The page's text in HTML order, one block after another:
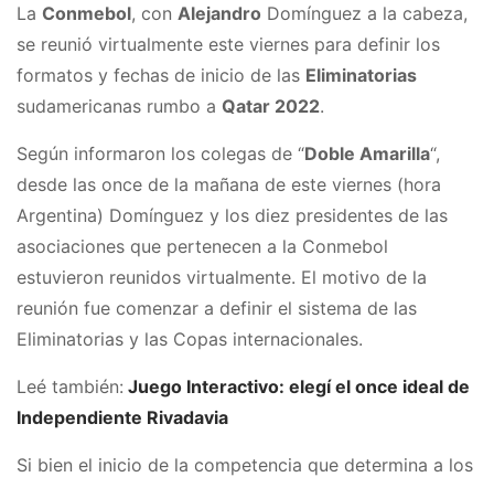
La Conmebol, con Alejandro Domínguez a la cabeza,
se reunió virtualmente este viernes para definir los
formatos y fechas de inicio de las Eliminatorias
sudamericanas rumbo a Qatar 2022.
Según informaron los colegas de “Doble Amarilla“,
desde las once de la mañana de este viernes (hora
Argentina) Domínguez y los diez presidentes de las
asociaciones que pertenecen a la Conmebol
estuvieron reunidos virtualmente. El motivo de la
reunión fue comenzar a definir el sistema de las
Eliminatorias y las Copas internacionales.
Leé también: Juego Interactivo: elegí el once ideal de
Independiente Rivadavia
Si bien el inicio de la competencia que determina a los